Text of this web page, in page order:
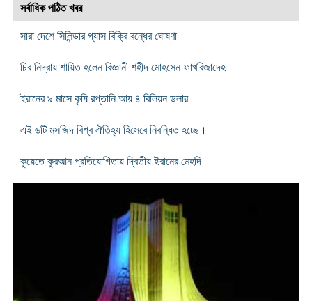
সর্বাধিক পঠিত খবর
সারা দেশে সিলিন্ডার গ্যাস বিক্রি বন্ধের ঘোষণা
চির নিদ্রায় শায়িত হলেন বিজ্ঞানী শহীদ মোহসেন ফাখরিজাদেহ
ইরানের ৯ মাসে কৃষি রপ্তানি আয় ৪ বিলিয়ন ডলার
এই ৬টি মসজিদ বিশ্ব ঐতিহ্য হিসেবে নিবন্ধিত হচ্ছে।
কুয়েতে কুরআন প্রতিযোগিতায় দ্বিতীয় ইরানের মেহদি